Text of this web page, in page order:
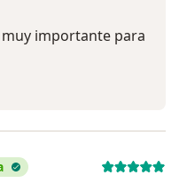
importante para